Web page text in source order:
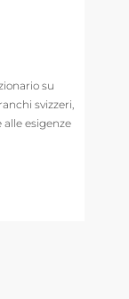
su
svizzeri,
esigenze